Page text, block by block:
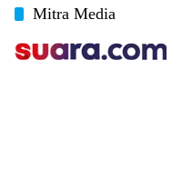
Mitra Media